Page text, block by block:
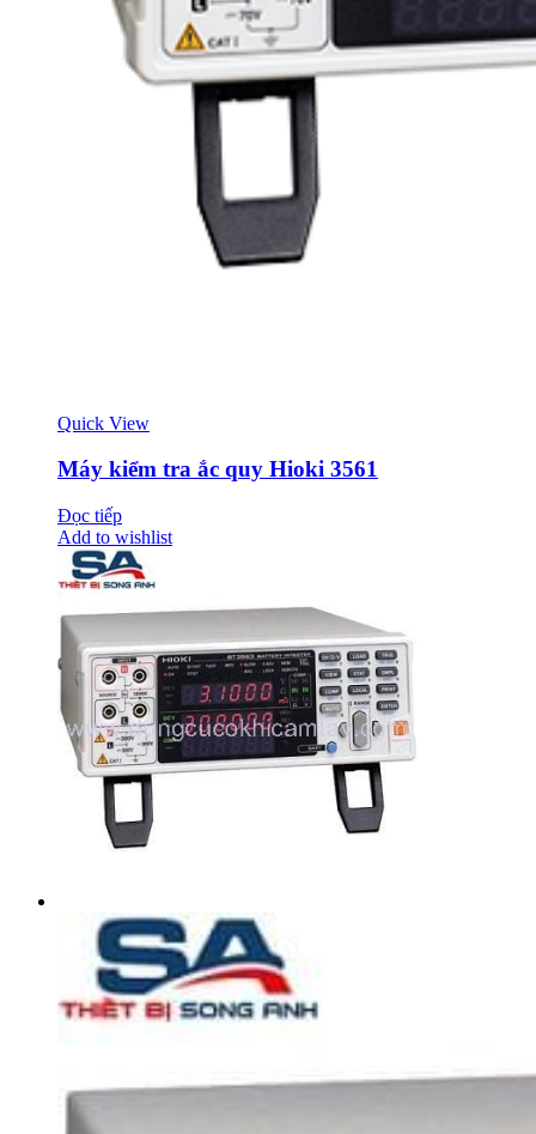
Quick View
Máy kiểm tra ắc quy Hioki 3561
Đọc tiếp
Add to wishlist